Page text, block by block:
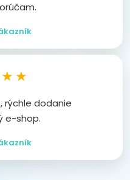
rýchle dodanie
e-shop.